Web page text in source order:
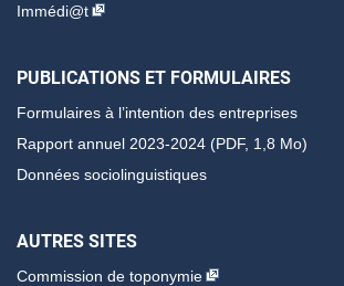
Immédi@t
PUBLICATIONS ET FORMULAIRES
Formulaires à l’intention des entreprises
Rapport annuel 2023-2024 (PDF, 1,8 Mo)
Données sociolinguistiques
AUTRES SITES
Commission de toponymie